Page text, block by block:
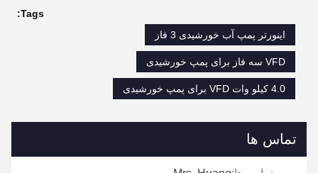
Tags:
اینورتر پمپ آب خورشیدی 3 فاز
VFD سه فاز برای پمپ خورشیدی
4.0 کیلو وات VFD برای پمپ خورشیدی
تماس ها